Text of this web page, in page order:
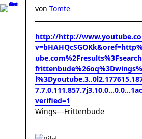
von Tomte
http://http://
verified=1
Wings---Frittenbude